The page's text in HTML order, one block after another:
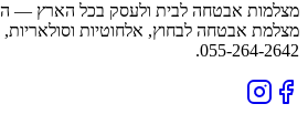
מצלמות אבטחה לבית ולעסק בכל הארץ —
055-264-2642.